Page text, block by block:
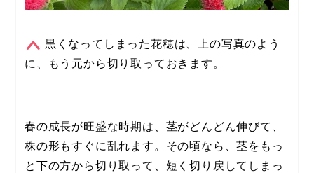
黒くなってしまった花穂は、上の写真のよう
に、もう元から切り取っておきます。
春の成長が旺盛な時期は、茎がどんどん伸びて、
株の形もすぐに乱れます。その頃なら、茎をもっ
と下の方から切り取って、短く切り戻してしまっ